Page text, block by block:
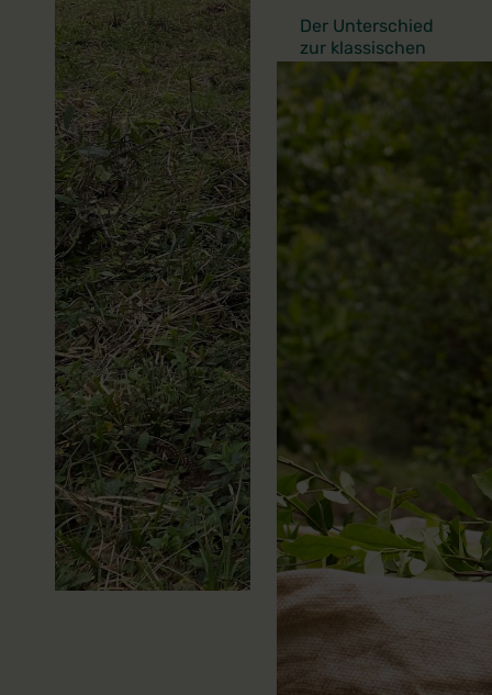
Der Unterschied
zur klassischen
Mio Mio Mate?
Die Blätter
unserer
limitierten Sorte
werden nicht wie
üblich geröstet.
Dadurch
Röstaromen –
stattdessen
Geschmacksnoten